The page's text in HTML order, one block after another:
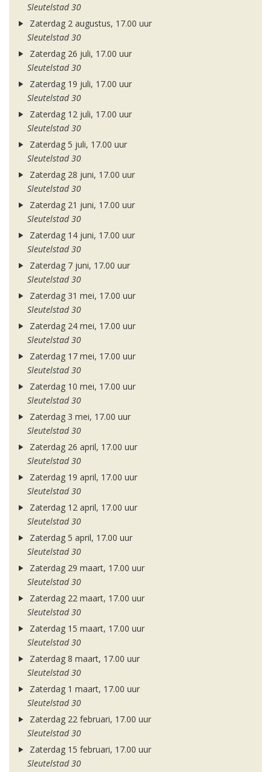
Sleutelstad 30
Zaterdag 2 augustus, 17.00 uur
Sleutelstad 30
Zaterdag 26 juli, 17.00 uur
Sleutelstad 30
Zaterdag 19 juli, 17.00 uur
Sleutelstad 30
Zaterdag 12 juli, 17.00 uur
Sleutelstad 30
Zaterdag 5 juli, 17.00 uur
Sleutelstad 30
Zaterdag 28 juni, 17.00 uur
Sleutelstad 30
Zaterdag 21 juni, 17.00 uur
Sleutelstad 30
Zaterdag 14 juni, 17.00 uur
Sleutelstad 30
Zaterdag 7 juni, 17.00 uur
Sleutelstad 30
Zaterdag 31 mei, 17.00 uur
Sleutelstad 30
Zaterdag 24 mei, 17.00 uur
Sleutelstad 30
Zaterdag 17 mei, 17.00 uur
Sleutelstad 30
Zaterdag 10 mei, 17.00 uur
Sleutelstad 30
Zaterdag 3 mei, 17.00 uur
Sleutelstad 30
Zaterdag 26 april, 17.00 uur
Sleutelstad 30
Zaterdag 19 april, 17.00 uur
Sleutelstad 30
Zaterdag 12 april, 17.00 uur
Sleutelstad 30
Zaterdag 5 april, 17.00 uur
Sleutelstad 30
Zaterdag 29 maart, 17.00 uur
Sleutelstad 30
Zaterdag 22 maart, 17.00 uur
Sleutelstad 30
Zaterdag 15 maart, 17.00 uur
Sleutelstad 30
Zaterdag 8 maart, 17.00 uur
Sleutelstad 30
Zaterdag 1 maart, 17.00 uur
Sleutelstad 30
Zaterdag 22 februari, 17.00 uur
Sleutelstad 30
Zaterdag 15 februari, 17.00 uur
Sleutelstad 30